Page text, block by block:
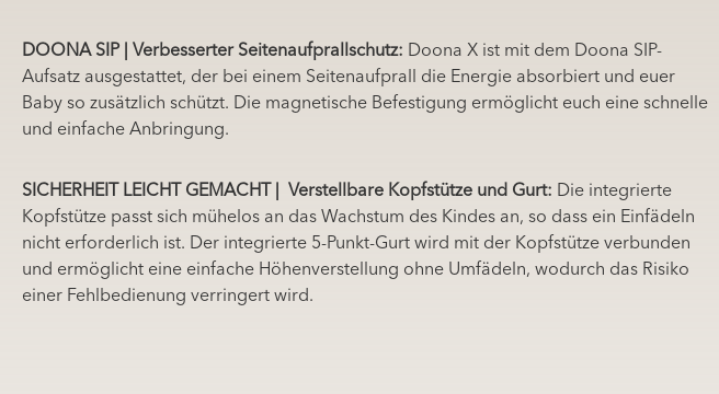
DOONA SIP | Verbesserter Seitenaufprallschutz: Doona X ist mit dem Doona SIP-
Aufsatz ausgestattet, der bei einem Seitenaufprall die Energie absorbiert und euer
Baby so zusätzlich schützt. Die magnetische Befestigung ermöglicht euch eine schnelle
und einfache Anbringung.
SICHERHEIT LEICHT GEMACHT | Verstellbare Kopfstütze und Gurt: Die integrierte
Kopfstütze passt sich mühelos an das Wachstum des Kindes an, so dass ein Einfädeln
nicht erforderlich ist. Der integrierte 5-Punkt-Gurt wird mit der Kopfstütze verbunden
und ermöglicht eine einfache Höhenverstellung ohne Umfädeln, wodurch das Risiko
einer Fehlbedienung verringert wird.